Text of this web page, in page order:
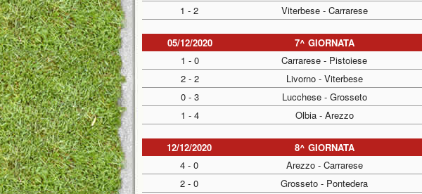
1 - 2
Viterbese - Carrarese
05/12/2020 7^ GIORNATA
1 - 0
Carrarese - Pistoiese
2 - 2
Livorno - Viterbese
0 - 3
Lucchese - Grosseto
1 - 4
Olbia - Arezzo
12/12/2020 8^ GIORNATA
4 - 0
Arezzo - Carrarese
2 - 0
Grosseto - Pontedera